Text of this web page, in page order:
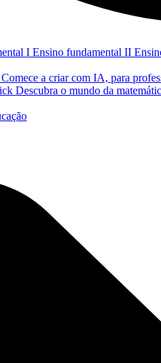
I Ensino fundamental II
Comece a criar com IA, para
Descubra o mundo da